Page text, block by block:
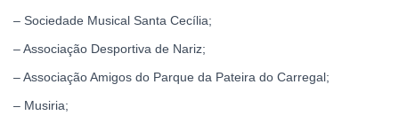
– Sociedade Musical Santa Cecília;
– Associação Desportiva de Nariz;
– Associação Amigos do Parque da Pateira do Carregal;
– Musiria;